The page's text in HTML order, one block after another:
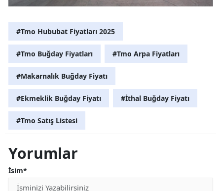
#Tmo Hububat Fiyatları 2025
#Tmo Buğday Fiyatları #Tmo Arpa Fiyatları
#Makarnalık Buğday Fiyatı
#Ekmeklik Buğday Fiyatı #İthal Buğday Fiyatı
#Tmo Satış Listesi
Yorumlar
İsim*